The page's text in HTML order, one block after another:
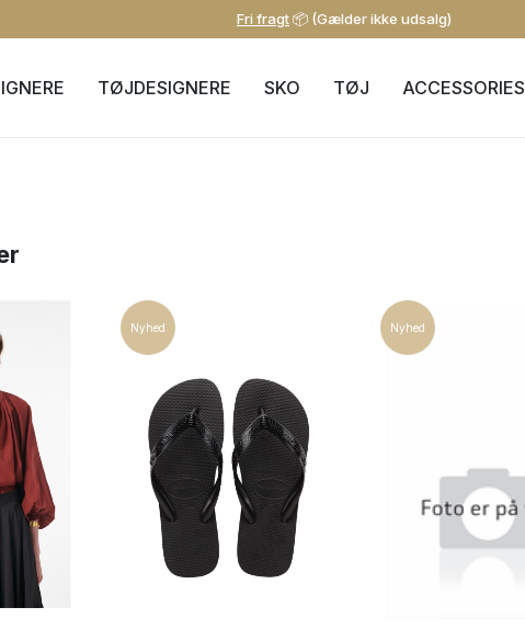
Fri fragt📦 (Gælder ikke udsalg)
TØJDESIGNERE SKO TØJ ACCESSORIES
Nyhed Nyhed